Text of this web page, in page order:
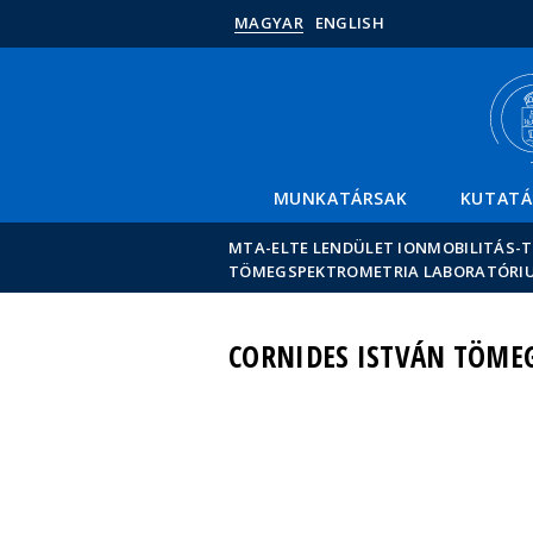
MAGYAR ENGLISH
MUNKATÁRSAK
MTA-ELTE LENDÜLET IONMOBILITÁS-
TÖMEGSPEKTROMETRIA
CORNIDES ISTVÁN